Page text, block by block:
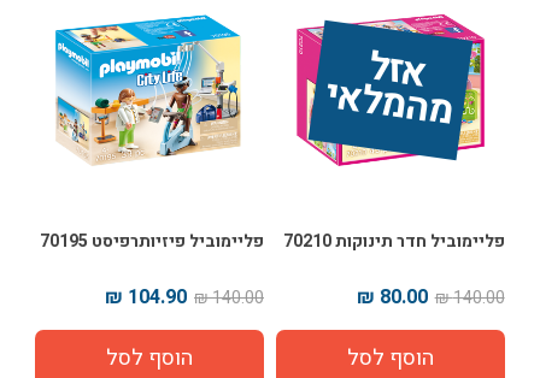
אז
ל
מ
ה
מ
ל
אי
פליימוביל חדר תינוקות 70210
140.00 ₪
80.00 ₪
פליימוביל פיזיותרפיסט 70195
140.00 ₪
104.90 ₪